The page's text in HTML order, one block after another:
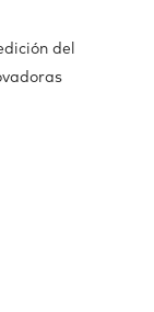
del